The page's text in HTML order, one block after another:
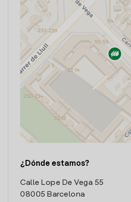
¿Dónde estamos?
Calle Lope De Vega 55
08005 Barcelona